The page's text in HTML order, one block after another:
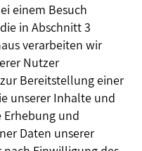
einem Besuch
in Abschnitt 3
verarbeiten wir
Nutzer
Bereitstellung einer
unserer Inhalte und
Erhebung und
Daten unserer